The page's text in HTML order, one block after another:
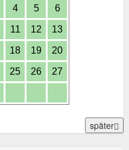
4 5 6
11 12 13
18 19 20
25 26 27
später